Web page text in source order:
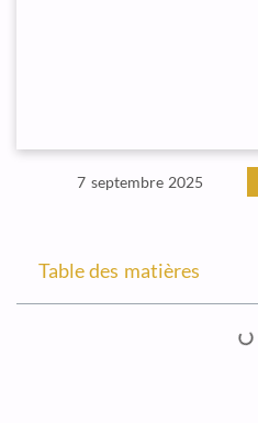
7 septembre 2025
Table des matières